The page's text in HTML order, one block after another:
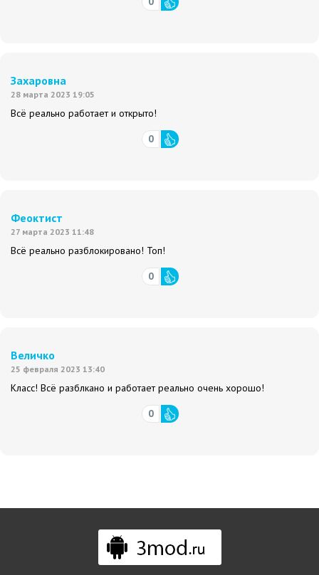
Захаровна
28 марта 2023 19:05
Всё реально работает и открыто!
0
Феоктист
27 марта 2023 11:48
Всё реально разблокировано! Топ!
0
Величко
25 февраля 2023 13:40
Класс! Всё разблкано и работает реально очень хорошо!
0